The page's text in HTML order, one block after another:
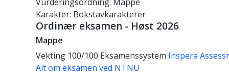
Karakter: Bokstavkarakterer
Ordinær eksamen - Høst 2026
Mappe
Vekting 100/100 Eksamenssystem Inspera
Alt om eksamen ved NTNU